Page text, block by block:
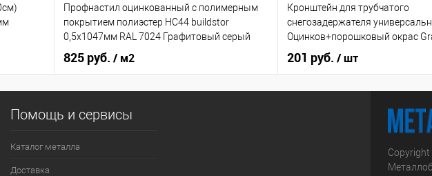
Профнастил оцинкованный с полимерным
покрытием полиэстер НС44 buildstor
0,5х1047мм RAL 7024 Графитовый серый
825 руб. / м2
Кронштейн для трубчатого
снегозадержателя
Оцинков+порошковый окрас
201 руб. / шт
Помощь и сервисы
Каталог металла
Доставка